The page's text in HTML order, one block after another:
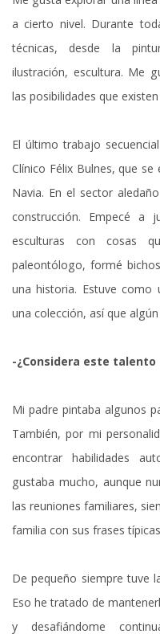
a cierto nivel. Durante
técnicas, desde la
ilustración, escultura. Me
las posibilidades que
El último trabajo
Clínico Félix Bulnes, que
Navia. En el sector
construcción. Empecé a
esculturas con cosas
paleontólogo, formé
una historia. Estuve
una colección, así que
-¿Considera este
Mi padre pintaba algunos
También, por mi
encontrar habilidades
gustaba mucho, aunque
las reuniones familiares,
familia con sus frases
De pequeño siempre tuve
Eso he tratado de
y desafiándome